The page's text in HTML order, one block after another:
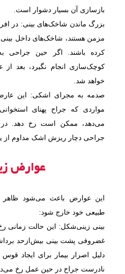
بازسازی آن بسیار دشوار است.
بزرگ ماندن شاخک‌های بینی: در
مزمن هستند، شاخک‌های داخل
کرده باشند. اگر حین جراحی
کوچک‌سازی انجام نگیرد، بعد
خواهد شد.
صدمه به مجرای اشکی: این
مواردی که جراح پهنای
می‌دهد، ممکن است رخ دهد. در
جراحی دچار ریزش اشک مداوم
عوارض
این عوارض باعث می‌شود ظاهر
طبیعی خود خارج شود:
بینی زینی‌شکل: این حالت زمانی
غضروفی پشت بینی بیش‌ازحد
دلیل اصرار بیمار برای ایجاد
نادرست جراح در حین عمل رخ